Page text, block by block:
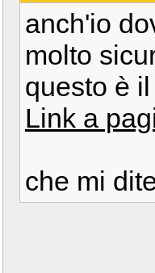
anch'io
molto
questo è
Link a
che mi